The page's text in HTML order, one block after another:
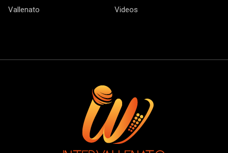
Vallenato
Videos